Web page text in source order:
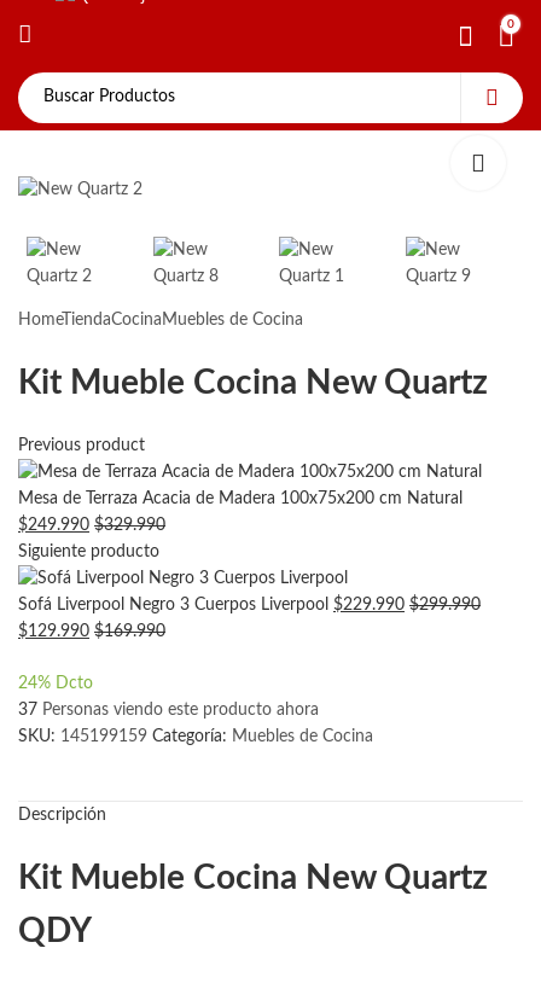
0
HomeTiendaCocina Muebles de Cocina
Kit Mueble Cocina New Quartz
Previous product
Mesa de Terraza Acacia de Madera 100x75x200 cm Natural
$249.990 $329.990
Siguiente producto
Sofá Liverpool Negro 3 Cuerpos Liverpool $229.990 $299.990
$129.990 $169.990
24% Dcto
37 Personas viendo este producto ahora
SKU: 145199159 Categoría: Muebles de Cocina
Descripción
Kit Mueble Cocina New Quartz
QDY